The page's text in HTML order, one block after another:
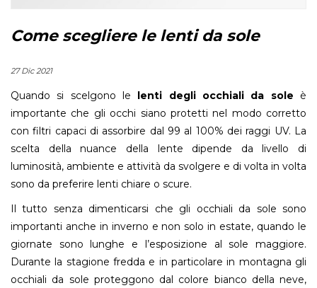
Come scegliere le lenti da sole
27 Dic 2021
Quando si scelgono le lenti degli occhiali da sole è
importante che gli occhi siano protetti nel modo corretto
con filtri capaci di assorbire dal 99 al 100% dei raggi UV. La
scelta della nuance della lente dipende da livello di
luminosità, ambiente e attività da svolgere e di volta in volta
sono da preferire lenti chiare o scure.
Il tutto senza dimenticarsi che gli occhiali da sole sono
importanti anche in inverno e non solo in estate, quando le
giornate sono lunghe e l’esposizione al sole maggiore.
Durante la stagione fredda e in particolare in montagna gli
occhiali da sole proteggono dal colore bianco della neve,